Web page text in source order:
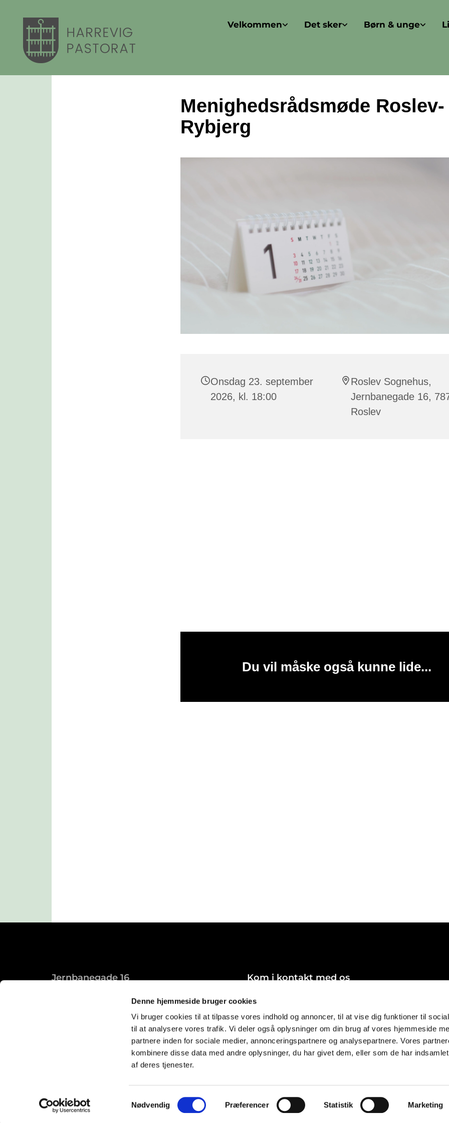
Denne hjemmeside bruger cookies
Vi bruger cookies til at tilpasse vores indhold og annoncer, til at vise dig funktioner til
til at analysere vores trafik. Vi deler også oplysninger om din brug af vores hjemmeside
partnere inden for sociale medier, annonceringspartnere og analysepartnere. Vores
kombinere disse data med andre oplysninger, du har givet dem, eller som de har
af deres tjenester.
Samtykkevalg
Nødvendig Præferencer Statistik Marketing
Velkommen Det sker Børn & unge
Menighedsrådsmøde Roslev-
Rybjerg
Onsdag 23. september
2026, kl. 18:00
Roslev Sognehus,
Jernbanegade 16,
Roslev
Du vil måske også kunne lide...
Jernbanegade 16
Kom i kontakt med os
8540-faelles@km.dk